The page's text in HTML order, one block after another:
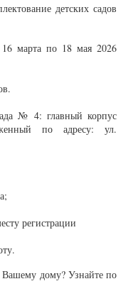
детских садов
марта по 18 мая 2026
№ 4: главный корпус
по адресу: ул.
регистрации
дому? Узнайте по